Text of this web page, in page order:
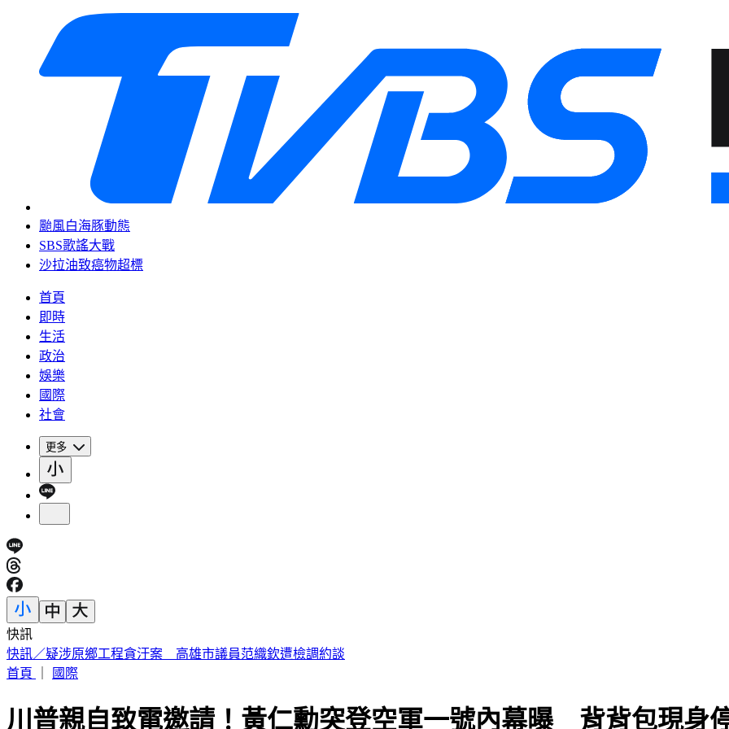
颱風白海豚動態
SBS歌謠大戰
沙拉油致癌物超標
首頁
即時
生活
政治
娛樂
國際
社會
更多
快訊
快訊／疑涉原鄉工程貪汙案 高雄市議員范織欽遭檢調約談
首頁
國際
川普親自致電邀請！黃仁勳突登空軍一號內幕曝 背背包現身